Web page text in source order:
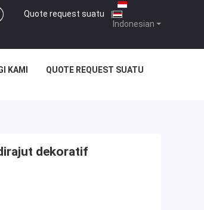
Indonesian
Quote request suatu |
KAMI QUOTE REQUEST SUATU
dekoratif